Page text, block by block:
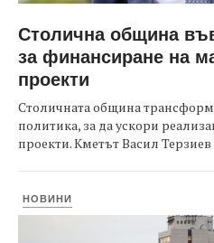
Столична община
за финансиране на
проекти
Столичната община
политика, за да ускори
проекти. Кметът Васил Терзиев
НОВИНИ